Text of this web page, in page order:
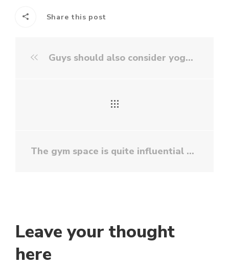
Share this post
Guys should also consider yoga to be healthier
The gym space is quite influential
Leave your thought
here